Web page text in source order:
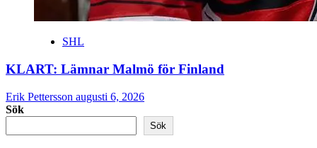
SHL
KLART: Lämnar Malmö för Finland
Erik Pettersson augusti 6, 2026
Sök
Sök